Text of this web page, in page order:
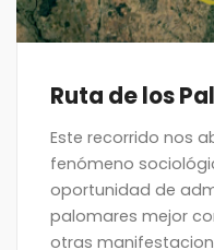
Ruta de los
Este recorrido nos
fenómeno
oportunidad de
palomares mejor
otras